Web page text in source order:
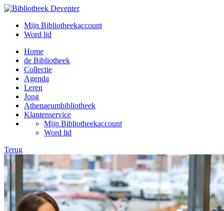
Mijn Bibliotheekaccount
Word lid
Home
de Bibliotheek
Collectie
Agenda
Leren
Jong
Athenaeumbibliotheek
Klantenservice
Mijn Bibliotheekaccount
Word lid
Terug